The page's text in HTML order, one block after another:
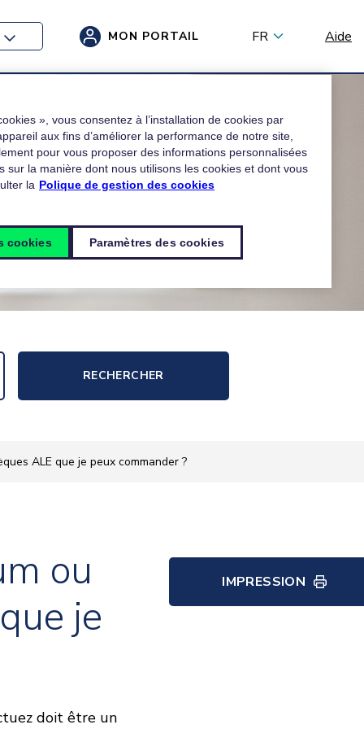
MON PORTAIL FR Aide
RECHERCHER
ALE que je peux commander ?
ou
je
doit être un
IMPRESSION
», vous consentez à l’installation de cookies par
aux fins d’améliorer la performance de notre site,
pour vous proposer des informations personnalisées
sur la manière dont nous utilisons les cookies et dont vous
la Polique de gestion des cookies
Paramètres des cookies
cookies